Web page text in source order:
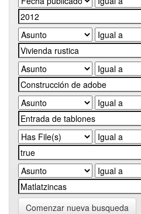
Comenzar nueva busqueda